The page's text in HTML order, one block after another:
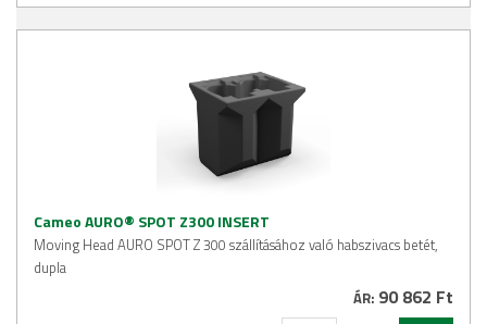
Cameo AURO® SPOT Z300 INSERT
Moving Head AURO SPOT Z 300 szállításához való habszivacs betét,
dupla
ÁR: 90 862 Ft